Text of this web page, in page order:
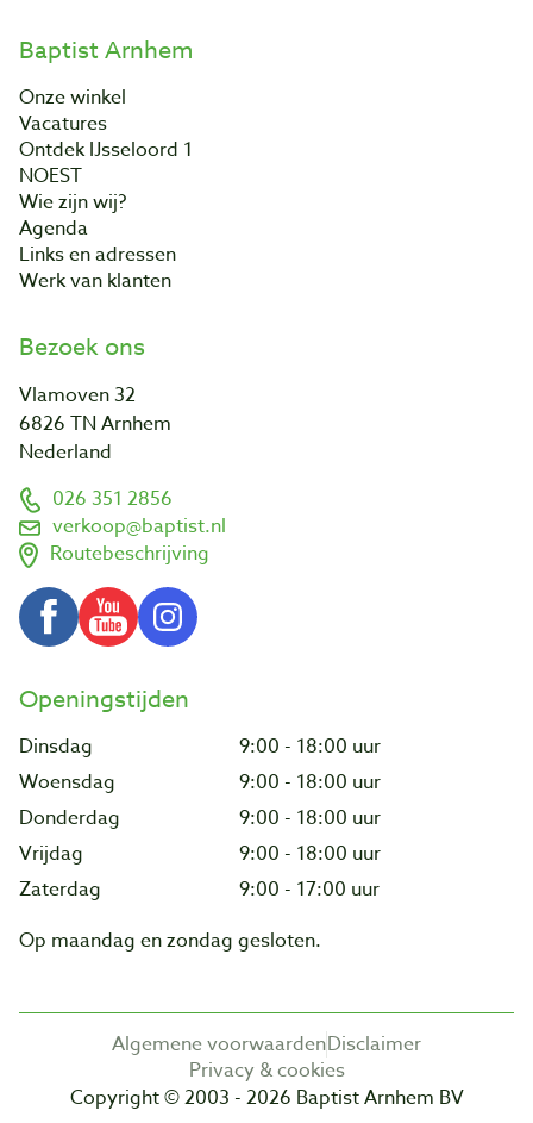
Baptist Arnhem
Onze winkel
Vacatures
Ontdek IJsseloord 1
NOEST
Wie zijn wij?
Agenda
Links en adressen
Werk van klanten
Bezoek ons
Vlamoven 32
6826 TN Arnhem
Nederland
026 351 2856
verkoop@baptist.nl
Routebeschrijving
Openingstijden
Dinsdag
9:00 - 18:00 uur
Woensdag
9:00 - 18:00 uur
Donderdag
9:00 - 18:00 uur
Vrijdag
9:00 - 18:00 uur
Zaterdag
9:00 - 17:00 uur
Op maandag en zondag gesloten.
Algemene voorwaardenDisclaimer
Privacy & cookies
Copyright © 2003 - 2026 Baptist Arnhem BV